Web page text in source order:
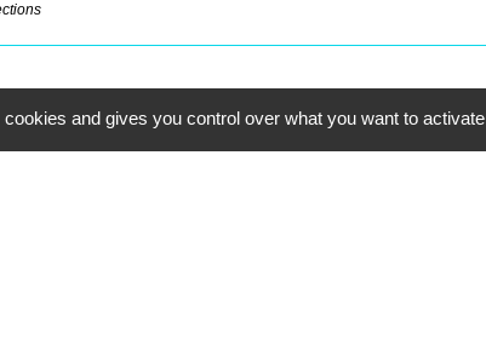
and gives you control over what you want to activate